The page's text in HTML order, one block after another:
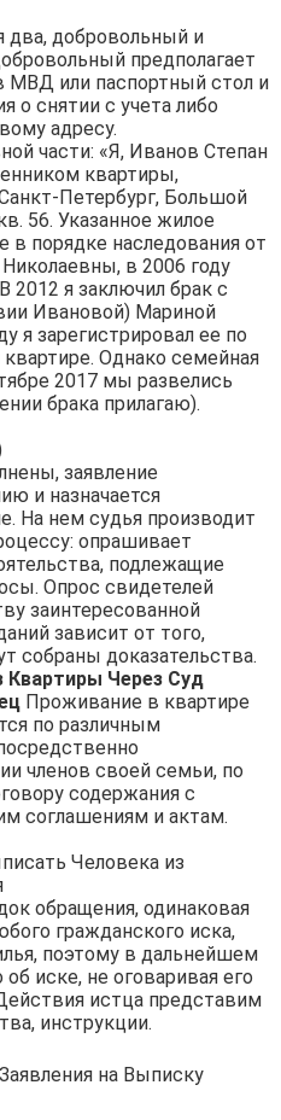
два, добровольный и
предполагает
МВД или паспортный стол и
о снятии с учета либо
адресу.
части: «Я, Иванов Степан
квартиры,
Петербург, Большой
56. Указанное жилое
порядке наследования от
в 2006 году
2012 я заключил брак с
Ивановой) Мариной
я зарегистрировал ее по
Однако семейная
2017 мы развелись
брака прилагаю).
заявление
и назначается
На нем судья производит
опрашивает
подлежащие
Опрос свидетелей
заинтересованной
зависит от того,
собраны доказательства.
Квартиры Через Суд
Проживание в квартире
по различным
членов своей семьи, по
содержания с
соглашениям и актам.
Человека из
обращения, одинаковая
гражданского иска,
поэтому в дальнейшем
иске, не оговаривая его
истца представим
инструкции.
на Выписку